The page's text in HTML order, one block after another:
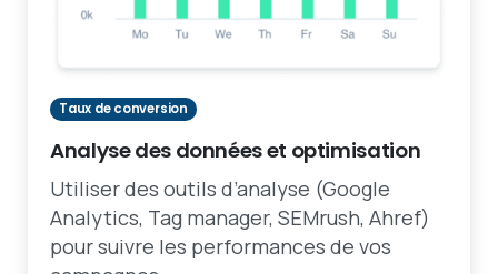
Taux de conversion
Analyse des données et optimisation
Utiliser des outils d’analyse (Google
Analytics, Tag manager, SEMrush, Ahref)
pour suivre les performances de vos